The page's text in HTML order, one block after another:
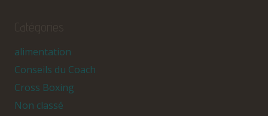
alimentation
Conseils du Coach
Cross Boxing
Non classé